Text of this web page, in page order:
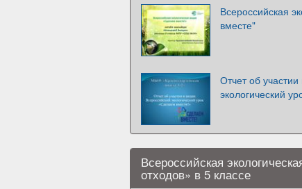
Всероссийская
вместе"
Отчет об
экологический
Всероссийская
отходов» в 5 классе